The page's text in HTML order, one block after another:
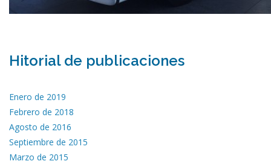
Hitorial de publicaciones
Enero de 2019
Febrero de 2018
Agosto de 2016
Septiembre de 2015
Marzo de 2015